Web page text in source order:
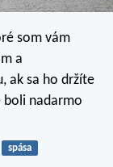
som vám
a
ak sa ho držíte
boli nadarmo
spása